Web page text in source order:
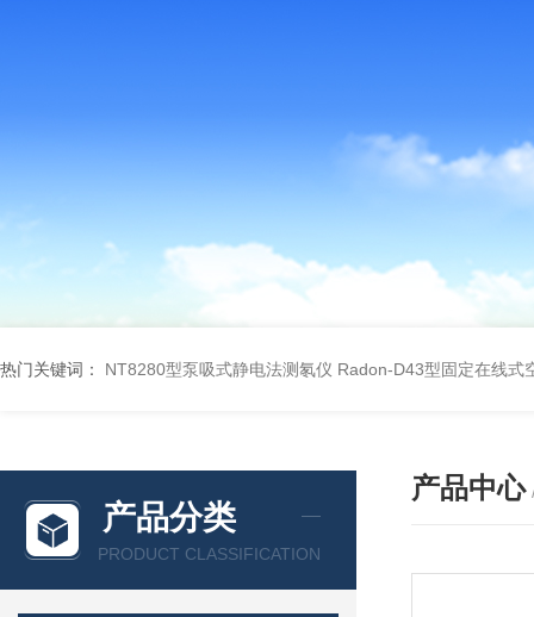
热门关键词： NT8280型泵吸式静电法测氡仪 Radon-D43型固定在线式
产品分类
PRODUCT CLASSIFICATION
产品中心